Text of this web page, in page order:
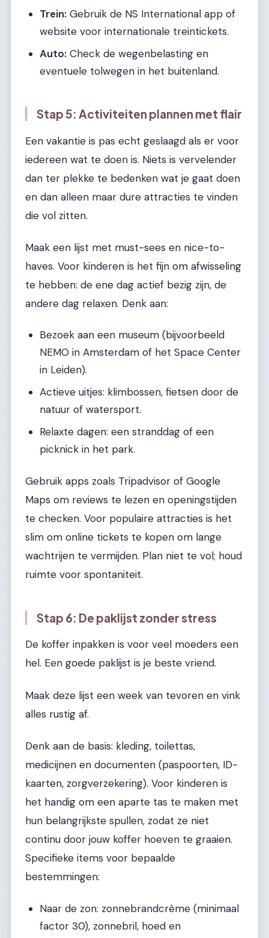
Trein: Gebruik de NS International app of
website voor internationale treintickets.
Auto: Check de wegenbelasting en
eventuele tolwegen in het buitenland.
Stap 5: Activiteiten plannen met flair
Een vakantie is pas echt geslaagd als er voor
iedereen wat te doen is. Niets is vervelender
dan ter plekke te bedenken wat je gaat doen
en dan alleen maar dure attracties te vinden
die vol zitten.
Maak een lijst met must-sees en nice-to-
haves. Voor kinderen is het fijn om afwisseling
te hebben: de ene dag actief bezig zijn, de
andere dag relaxen. Denk aan:
Bezoek aan een museum (bijvoorbeeld
NEMO in Amsterdam of het Space Center
in Leiden).
Actieve uitjes: klimbossen, fietsen door de
natuur of watersport.
Relaxte dagen: een stranddag of een
picknick in het park.
Gebruik apps zoals Tripadvisor of Google
Maps om reviews te lezen en openingstijden
te checken. Voor populaire attracties is het
slim om online tickets te kopen om lange
wachtrijen te vermijden. Plan niet te vol; houd
ruimte voor spontaniteit.
Stap 6: De paklijst zonder stress
De koffer inpakken is voor veel moeders een
hel. Een goede paklijst is je beste vriend.
Maak deze lijst een week van tevoren en vink
alles rustig af.
Denk aan de basis: kleding, toilettas,
medicijnen en documenten (paspoorten, ID-
kaarten, zorgverzekering). Voor kinderen is
het handig om een aparte tas te maken met
hun belangrijkste spullen, zodat ze niet
continu door jouw koffer hoeven te graaien.
Specifieke items voor bepaalde
bestemmingen:
Naar de zon: zonnebrandcrème (minimaal
factor 30), zonnebril, hoed en